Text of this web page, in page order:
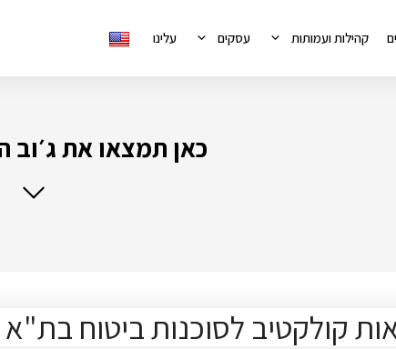
קהילות ועמותות עסקים עלינו
כאן תמצאו את ג׳וב
קולקטיב לסוכנות ביטוח בת"א